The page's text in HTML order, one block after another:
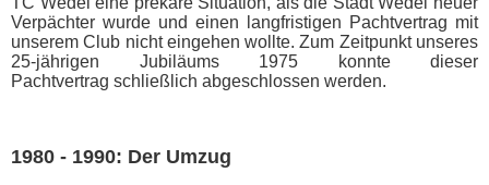
Verpächter wurde und einen langfristigen Pachtvertrag mit
unserem Club nicht eingehen wollte. Zum Zeitpunkt unseres
25-jährigen Jubiläums 1975 konnte dieser
Pachtvertrag schließlich abgeschlossen werden.
1980 - 1990: Der Umzug